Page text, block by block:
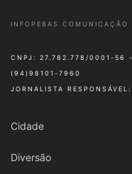
INFOPEBAS COMUNICAÇÃO
CNPJ: 27.782.778/0001-56 -
(94)98101-7960
JORNALISTA
Cidade
Diversão